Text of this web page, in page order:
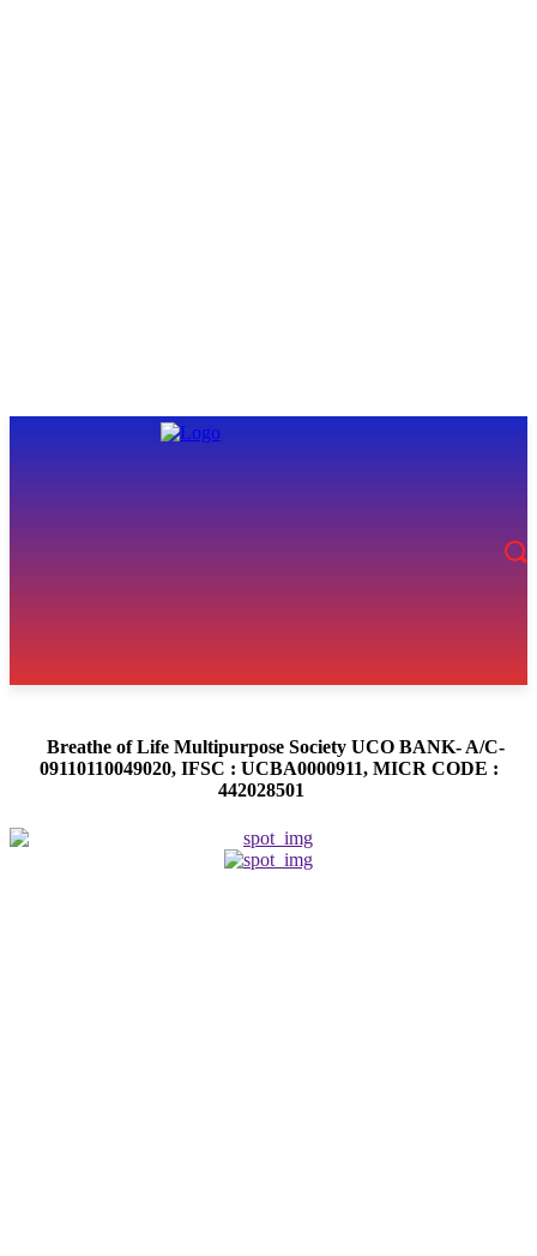
Breathe of Life Multipurpose Society UCO BANK- A/C-
09110110049020, IFSC : UCBA0000911, MICR CODE :
442028501